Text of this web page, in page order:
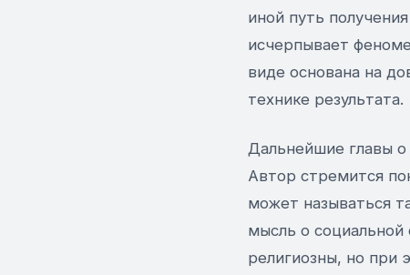
иной путь
исчерпывает
виде основана на
технике результата.
Дальнейшие главы
Автор стремится
может называться
мысль о
религиозны, но при